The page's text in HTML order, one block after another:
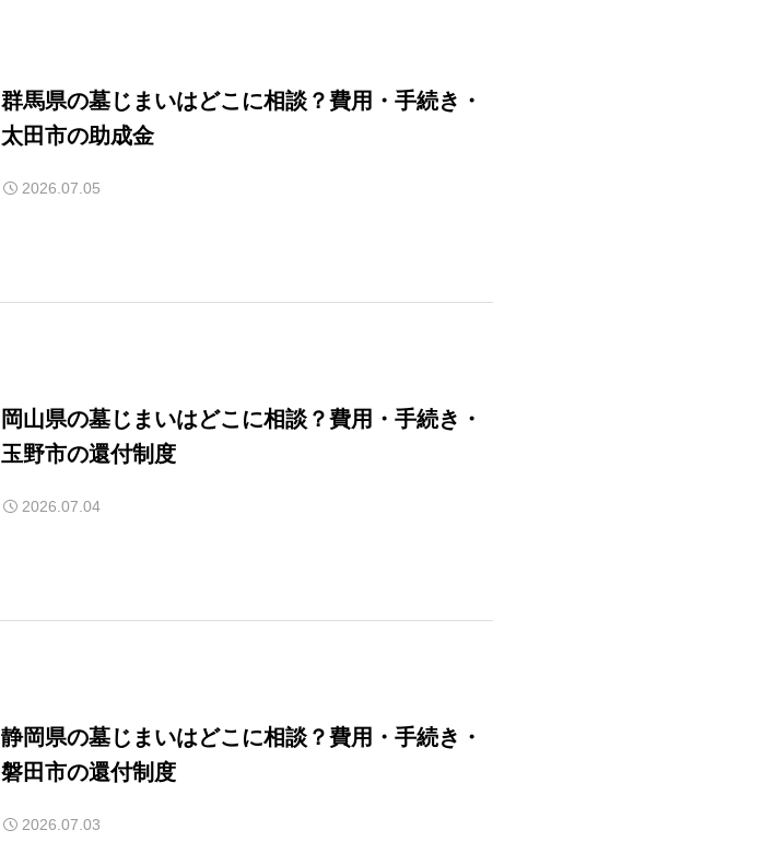
群馬県の墓じまいはどこに相談？費用・手続き・
太田市の助成金
2026.07.05
岡山県の墓じまいはどこに相談？費用・手続き・
玉野市の還付制度
2026.07.04
静岡県の墓じまいはどこに相談？費用・手続き・
磐田市の還付制度
2026.07.03